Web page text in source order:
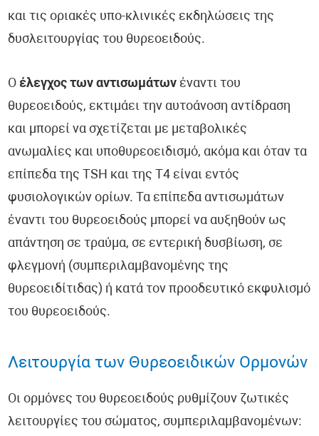
και τις οριακές υπο-κλινικές εκδηλώσεις της
δυσλειτουργίας του θυρεοειδούς.
Οέλεγχος των αντισωμάτων έναντι του
θυρεοειδούς, εκτιμάει την αυτοάνοση αντίδραση
και μπορεί να σχετίζεται με μεταβολικές
ανωμαλίες και υποθυρεοειδισμό, ακόμα και όταν τα
επίπεδα της TSH και της T4 είναι εντός
φυσιολογικών ορίων. Τα επίπεδα αντισωμάτων
έναντι του θυρεοειδούς μπορεί να αυξηθούν ως
απάντηση σε τραύμα, σε εντερική δυσβίωση, σε
φλεγμονή (συμπεριλαμβανομένης της
θυρεοειδίτιδας) ή κατά τον προοδευτικό εκφυλισμό
του θυρεοειδούς.
Λειτουργία των Θυρεοειδικών Ορμονών
Οι ορμόνες του θυρεοειδούς ρυθμίζουν ζωτικές
λειτουργίες του σώματος, συμπεριλαμβανομένων: